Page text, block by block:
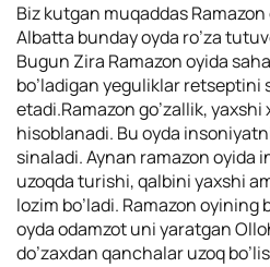
Biz kutgan muqaddas
Albatta bunday oyda ro’za
Bugun Zira Ramazon oyida
bo’ladigan yeguliklar retseptini
etadi.Ramazon go’zallik,
hisoblanadi. Bu oyda
sinaladi. Aynan ramazon oyida
uzoqda turishi, qalbini yaxshi
lozim bo’ladi. Ramazon oyining
oyda odamzot uni yaratgan
do’zaxdan qanchalar uzoq